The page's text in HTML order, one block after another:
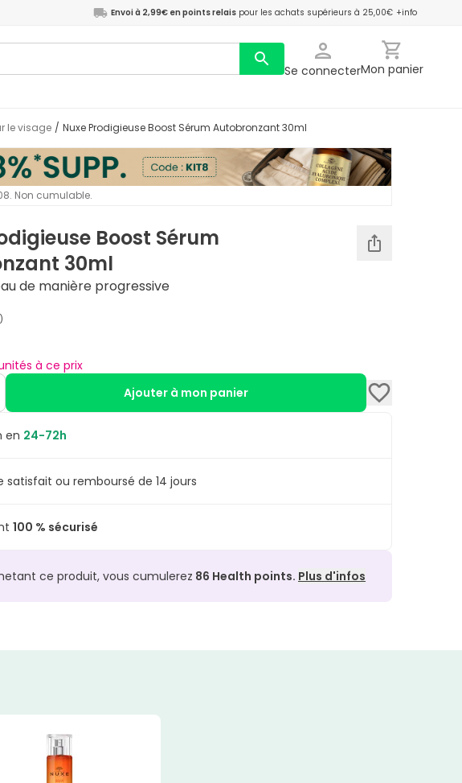
Envoi à 2,99€ en points relais pour les achats supérieurs à 25,00€ +info
Se connecterMon panier
le visage / Nuxe Prodigieuse Boost Sérum Autobronzant 30ml
Non cumulable.
Boost Sérum
30ml
de manière progressive
)
à ce prix
Ajouter à mon panier
en 24-72h
satisfait ou remboursé de 14 jours
100 % sécurisé
ce produit, vous cumulerez 86 Health points. Plus d'infos